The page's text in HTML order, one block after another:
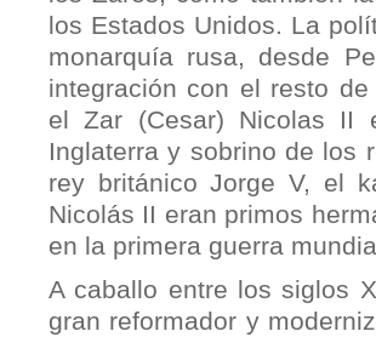
los Es­tados Unidos. La
monarquía rusa, desde
integración con el resto
el Zar (Cesar) Nicolas II
Inglaterra y sobrino de los
rey británico Jorge V, el
Nicolás II eran primos
en la primera guerra
A caballo entre los siglos
gran reformador y